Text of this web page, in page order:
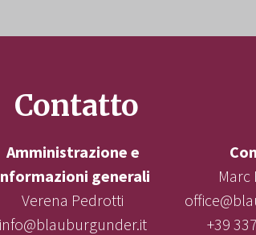
Contatto
Amministrazione e
generali
Verena Pedrotti
info@blauburgunder.it
Marc
+39